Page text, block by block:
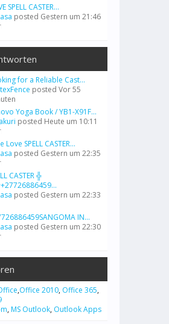
SPELL CASTER...
posted Gestern um 21:46
for a Reliable Cast...
posted Vor 55
Yoga Book / YB1-X91F...
posted Heute um 10:11
Love SPELL CASTER...
posted Gestern um 22:35
CASTER ╬
posted Gestern um 22:33
IN...
posted Gestern um 22:30
,Office 2010, Office 365,
, MS Outlook, Outlook Apps